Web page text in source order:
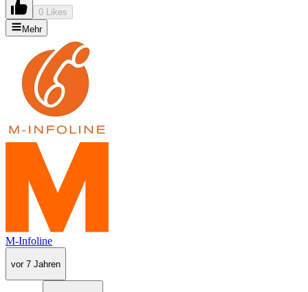
0 Likes
Mehr
M-Infoline
vor 7 Jahren